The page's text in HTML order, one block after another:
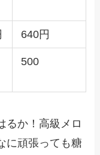
640円
500
るか！高級メロ
に頑張っても糖